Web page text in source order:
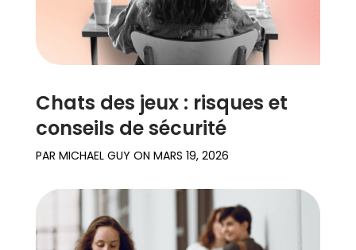
Chats des jeux : risques et
conseils de sécurité
PAR MICHAEL GUY ON MARS 19, 2026